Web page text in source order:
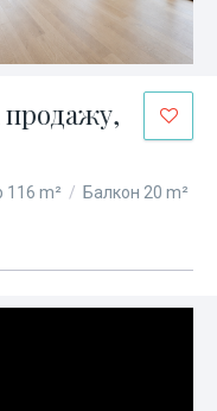
продажу,
116 m² / Балкон 20 m²